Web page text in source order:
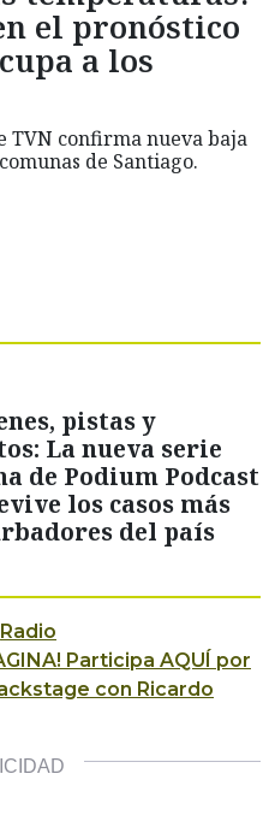
el pronóstico
a los
TVN confirma nueva baja
de Santiago.
pistas y
La nueva serie
de Podium Podcast
los casos más
del país
Radio
Participa AQUÍ por
con Ricardo